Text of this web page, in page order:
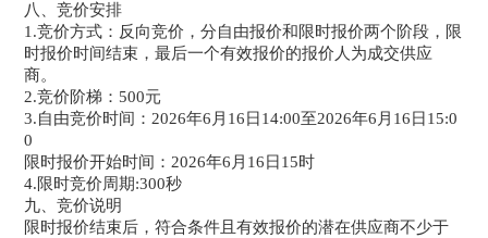
八、竞价安排
1.竞价方式：反向竞价，分自由报价和限时报价两个阶段，限
时报价时间结束，最后一个有效报价的报价人为成交供应
商。
2.竞价阶梯：500元
3.自由竞价时间：2026年6月16日14:00至2026年6月16日15:0
0
限时报价开始时间：2026年6月16日15时
4.限时竞价周期:300秒
九、竞价说明
限时报价结束后，符合条件且有效报价的潜在供应商不少于